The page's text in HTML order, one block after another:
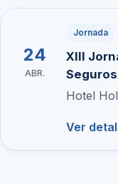
24
ABR.
Jornada
XIII
Seguros
Hotel
Ver